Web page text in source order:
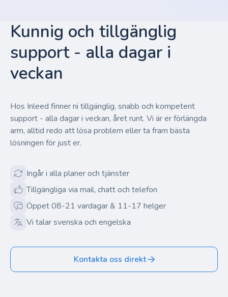
Kunnig och tillgänglig
support - alla dagar i
veckan
Hos Inleed finner ni tillgänglig, snabb och kompetent
support - alla dagar i veckan, året runt. Vi är er förlängda
arm, alltid redo att lösa problem eller ta fram bästa
lösningen för just er.
Ingår i alla planer och tjänster
Tillgängliga via mail, chatt och telefon
Öppet 08-21 vardagar & 11-17 helger
Vi talar svenska och engelska
Kontakta oss direkt